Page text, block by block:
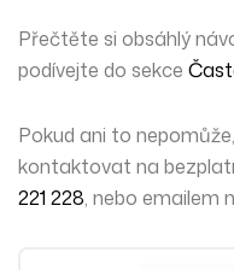
Přečtěte si obsáhlý
podívejte do sekce
Pokud ani to nepomůže,
kontaktovat na
221 228, nebo emailem